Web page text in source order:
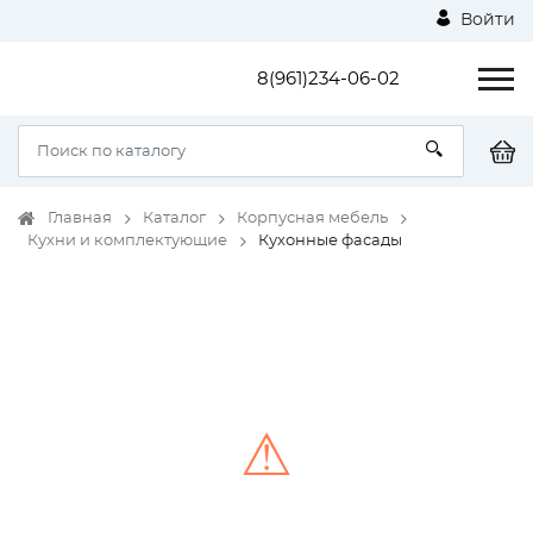
Войти
8(961)234-06-02
Главная Каталог
Корпусная мебель
Кухни и комплектующие
Кухонные фасады
⚠